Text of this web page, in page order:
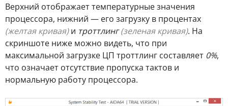
Верхний отображает температурные значения
процессора, нижний — его загрузку в процентах
(желтая кривая)и троттлинг (зеленая кривая). На
скриншоте ниже можно видеть, что при
максимальной загрузке ЦП троттлинг составляет 0%,
что означает отсутствие пропуска тактов и
нормальную работу процессора.